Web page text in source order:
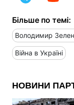
Більше по темі:
Володимир
Війна в Україні